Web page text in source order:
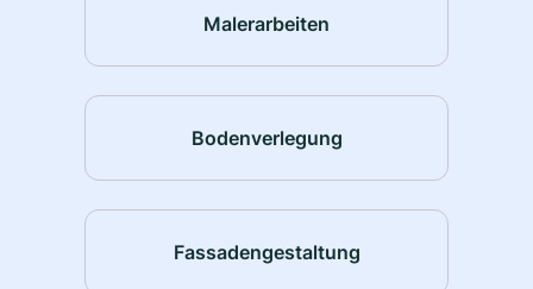
Malerarbeiten
Bodenverlegung
Fassadengestaltung